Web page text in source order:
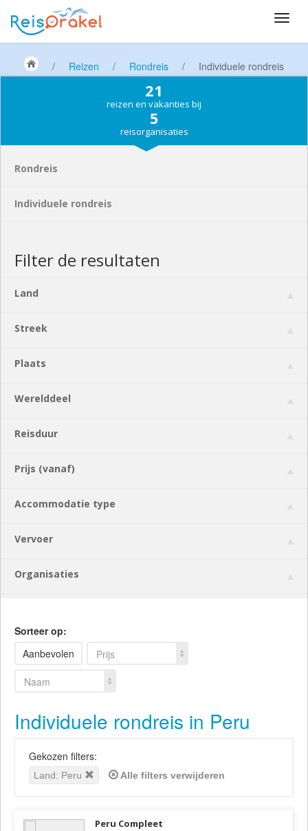
/ Reizen / Rondreis / Individuele rondreis
21
reizen en vakanties bij
5
reisorganisaties
Rondreis
Individuele rondreis
Filter de resultaten
Land
Streek
Plaats
Werelddeel
Reisduur
Prijs (vanaf)
Accommodatie type
Vervoer
Organisaties
Sorteer op:
Aanbevolen
Prijs
Naam
Individuele rondreis in Peru
Gekozen filters:
Land: Peru Alle filters verwijderen
Peru Compleet